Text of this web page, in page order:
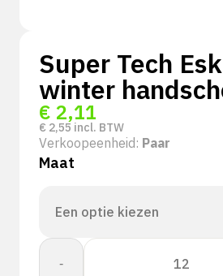
Super Tech
winter
€ 2,11
€ 2,55 incl. BTW
Verkoopeenheid: Paar
Maat
-
Super
Tech